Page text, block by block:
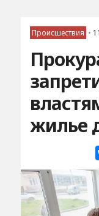
Происшествия •
жилье